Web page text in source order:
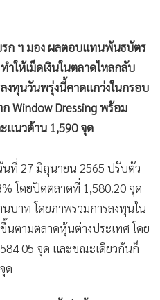
ก ฯ มอง ผลตอบแทนพันธบัตร
ำให้เม็ดเงินในตลาดไหลกลับ
งทุนวันพรุ่งนี้คาดแกว่งในกรอบ
Window Dressing พร้อม
แนวต้าน 1,590 จุด
ที่ 27 มิถุนายน 2565 ปรับตัว
โดยปิดตลาดที่ 1,580.20 จุด
บาท โดยภาพรวมการลงทุนใน
นตามตลาดหุ้นต่างประเทศ โดย
05 จุด และขณะเดียวกันก็
ด